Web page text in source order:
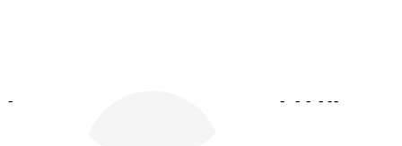
- - - - - --